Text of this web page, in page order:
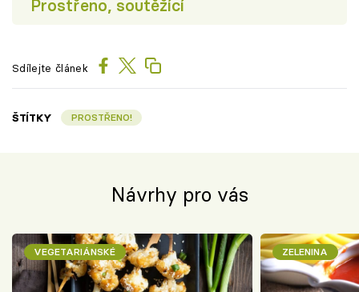
Prostřeno, soutěžící
Sdílejte článek
ŠTÍTKY PROSTŘENO!
Návrhy pro vás
VEGETARIÁNSKÉ ZELENINA